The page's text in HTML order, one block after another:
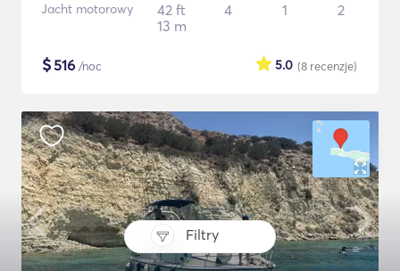
Filtry
Jacht motorowy
42 ft
13 m
4 1 2
$516 /noc (8 recenzje)
5.0